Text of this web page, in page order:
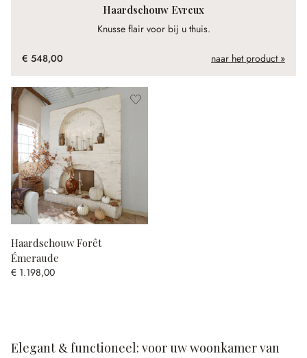
Haardschouw Evreux
Knusse flair voor bij u thuis.
€ 548,00 naar het product »
Haardschouw Forêt
Émeraude
€ 1.198,00
Elegant & functioneel: voor uw woonkamer van